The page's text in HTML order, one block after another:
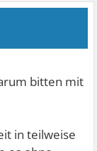
bitten mit
in teilweise